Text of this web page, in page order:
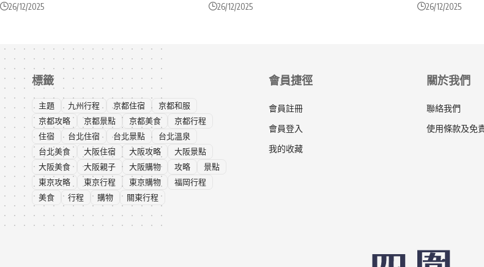
26/12/2025 26/12/2025 26/12/2025
標籤
主題 九州行程 京都住宿
京都和服
京都攻略
京都景點 京都美食
京都行程
住宿
台北住宿 台北景點
台北溫泉
台北美食
大阪住宿 大阪攻略
大阪景點
大阪美食
大阪親子 大阪購物 攻略
景點
東京攻略
東京行程 東京購物
福岡行程
美食
行程 購物 關東行程
會員捷徑
會員註冊
會員登入
我的收藏
關於我們
聯絡我們
使用條款及免